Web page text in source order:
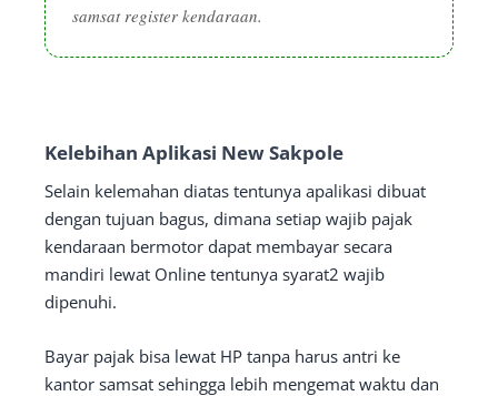
samsat register kendaraan.
Kelebihan Aplikasi New Sakpole
Selain kelemahan diatas tentunya apalikasi dibuat
dengan tujuan bagus, dimana setiap wajib pajak
kendaraan bermotor dapat membayar secara
mandiri lewat Online tentunya syarat2 wajib
dipenuhi.
Bayar pajak bisa lewat HP tanpa harus antri ke
kantor samsat sehingga lebih mengemat waktu dan